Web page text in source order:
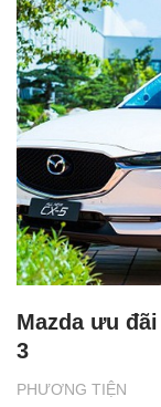
PHƯƠNG TIỆN
Mazda ưu
3